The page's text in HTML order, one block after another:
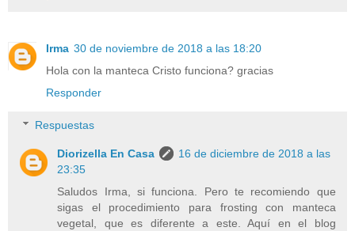
Irma 30 de noviembre de 2018 a las 18:20
Hola con la manteca Cristo funciona? gracias
Responder
Respuestas
Diorizella En Casa
16 de diciembre de 2018 a las
23:35
Saludos Irma, si funciona. Pero te recomiendo que
sigas el procedimiento para frosting con manteca
vegetal, que es diferente a este. Aquí en el blog